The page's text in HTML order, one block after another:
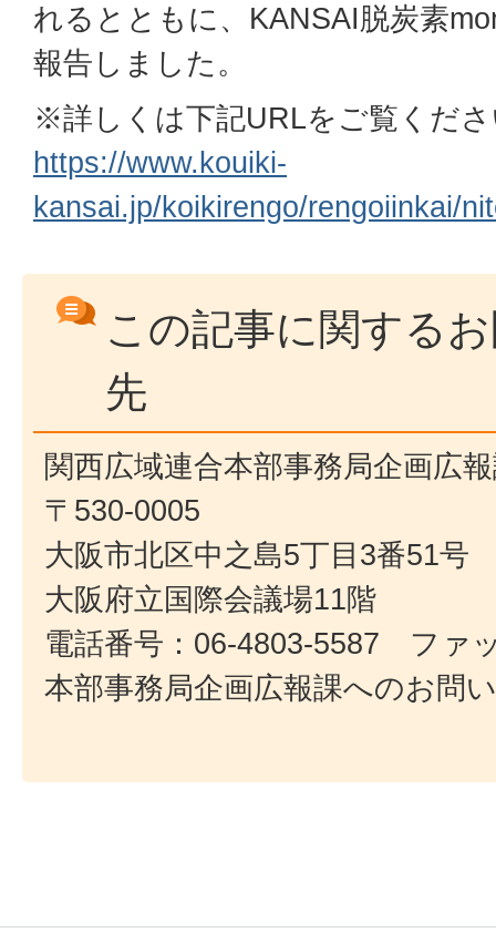
れるとともに、KANSAI脱炭素
報告しました。
※詳しくは下記URLをご覧くだ
https://www.kouiki-
kansai.jp/koikirengo/rengoiinkai/
この記事に関する
先
関西広域連合本部事務局企画広
〒530-0005
大阪市北区中之島5丁目3番51号
大阪府立国際会議場11階
電話番号：06-4803-5587 ファ
本部事務局企画広報課へのお問